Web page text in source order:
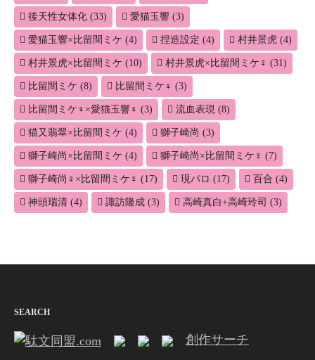
後天性女体化 (33) 愛猫玉響 (3)
愛猫玉響×比留間ミケ (4) 捏造設定 (4) 村井景虎 (4)
村井景虎×比留間ミケ (10) 村井景虎×比留間ミケ♀ (31)
比留間ミケ (8) 比留間ミケ♀ (3)
比留間ミケ♀×愛猫玉響♀ (3) 流血表現 (8)
猫又翡翠×比留間ミケ (4) 獅子崎尚 (3)
獅子崎尚×比留間ミケ (4) 獅子崎尚×比留間ミケ♀ (7)
獅子崎尚♀×比留間ミケ♀ (17) 現パロ (17) 百合 (4)
神頭瑞清 (4) 諏訪隆成 (3) 高崎真白+高崎玲司 (3)
SEARCH
創作サーチ